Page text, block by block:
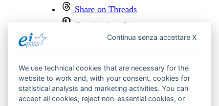
Share on Threads
Condividi su Pinterest
0 / 0%
Continua senza accettare X
We use technical cookies that are necessary for the
website to work and, with your consent, cookies for
statistical analysis and marketing activities. You can
accept all cookies, reject non-essential cookies, or